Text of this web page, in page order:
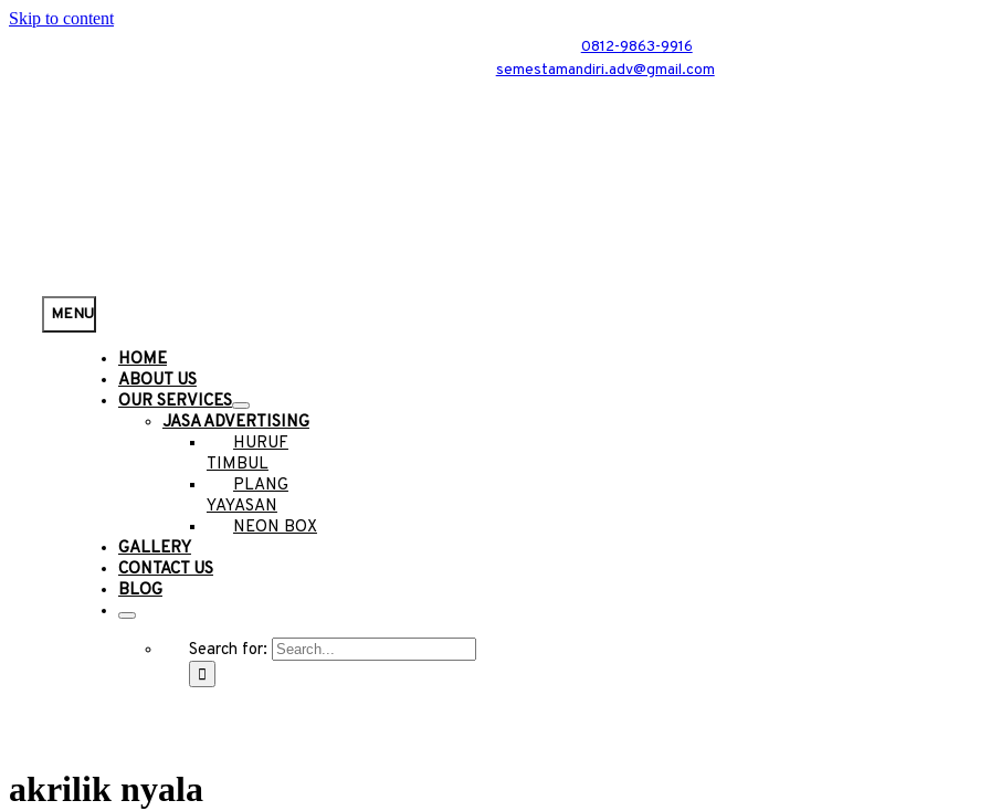
Skip to content
0812-9863-9916
semestamandiri.adv@gmail.com
MENU
HOME
ABOUT US
OUR SERVICES
JASA ADVERTISING
HURUF
TIMBUL
PLANG
YAYASAN
NEON BOX
GALLERY
CONTACT US
BLOG
Search for:
akrilik nyala